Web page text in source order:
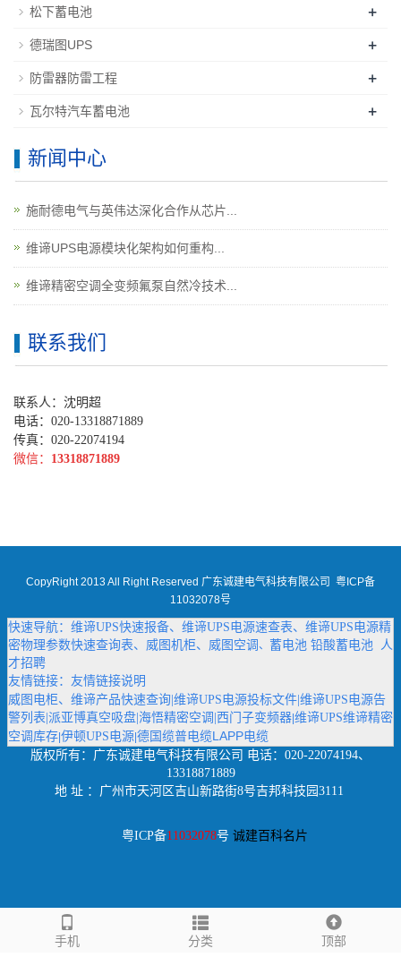
松下蓄电池 +
德瑞图UPS +
防雷器防雷工程 +
瓦尔特汽车蓄电池 +
新闻中心
施耐德电气与英伟达深化合作从芯片...
维谛UPS电源模块化架构如何重构...
维谛精密空调全变频氟泵自然冷技术...
联系我们
联系人：沈明超
电话：020-13318871889
传真：020-22074194
微信： 13318871889
手机 分类 顶部
CopyRight 2013 All Right Reserved 广东诚建电气科技有限公司 粤ICP备
11032078号
快速导航： 维谛UPS快速报备、 维谛UPS电源速查表、 维谛UPS电源精
密物理参数快速查询表、 威图机柜、 威图空调、 蓄电池 铅酸蓄电池 人
才招聘
友情链接： 友情链接说明
威图电柜、 维谛产品快速查询 维谛UPS电源投标文件 维谛UPS电源告
警列表 派亚博真空吸盘 海悟精密空调 西门子变频器 维谛UPS维谛精密
空调库存 伊顿UPS电源 德国缆普电缆LAPP电缆
版权所有： 广东诚建电气科技有限公司 电话：020-22074194、
13318871889
地 址 ：广州市天河区吉山新路街8号吉邦科技园3111
粤ICP备11032078号 诚建百科名片